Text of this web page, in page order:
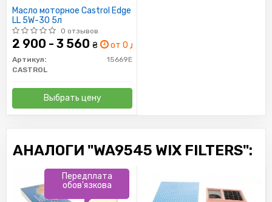
Масло моторное Castrol Edge
LL 5W-30 5л
0 отзывов
2 900 - 3 560 ₴ от 0 дн.
Артикул:
15669E
CASTROL
Выбрать цену
АНАЛОГИ "WA9545 WIX FILTERS":
Передплата
обов'язкова